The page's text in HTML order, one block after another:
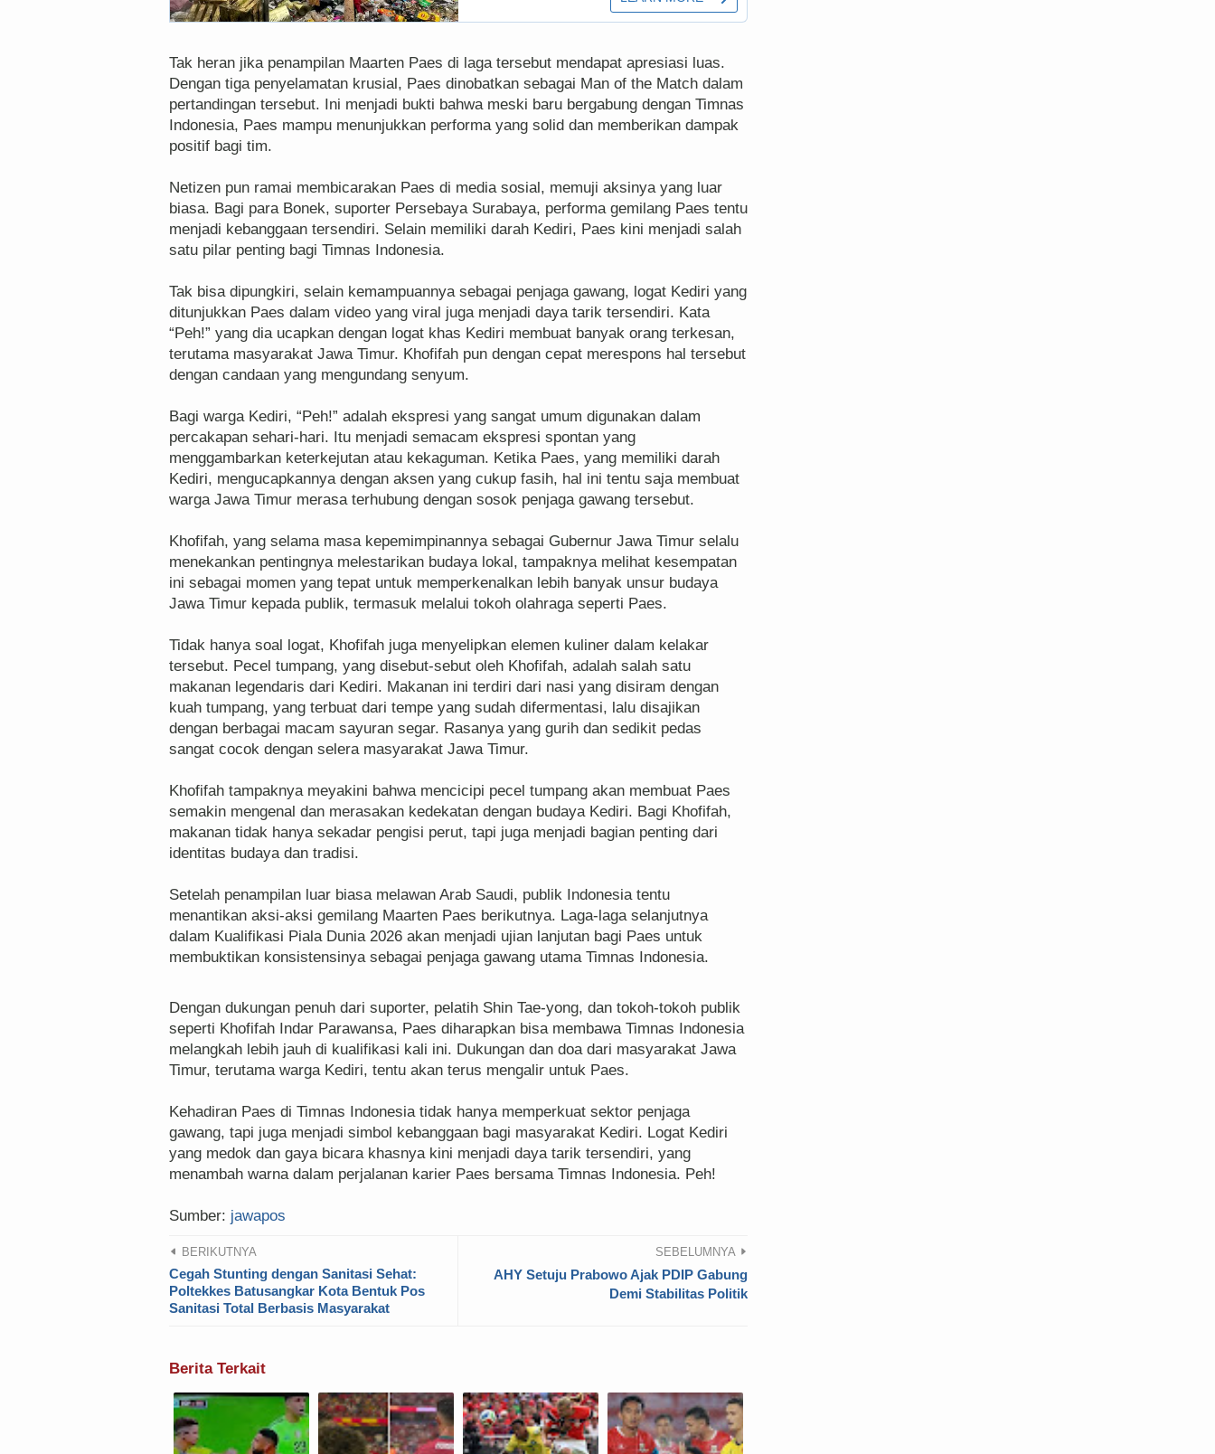
Tak heran jika penampilan Maarten Paes di laga tersebut mendapat apresiasi luas.
Dengan tiga penyelamatan krusial, Paes dinobatkan sebagai Man of the Match dalam
pertandingan tersebut. Ini menjadi bukti bahwa meski baru bergabung dengan Timnas
Indonesia, Paes mampu menunjukkan performa yang solid dan memberikan dampak
positif bagi tim.
Netizen pun ramai membicarakan Paes di media sosial, memuji aksinya yang luar
biasa. Bagi para Bonek, suporter Persebaya Surabaya, performa gemilang Paes tentu
menjadi kebanggaan tersendiri. Selain memiliki darah Kediri, Paes kini menjadi salah
satu pilar penting bagi Timnas Indonesia.
Tak bisa dipungkiri, selain kemampuannya sebagai penjaga gawang, logat Kediri yang
ditunjukkan Paes dalam video yang viral juga menjadi daya tarik tersendiri. Kata
“Peh!” yang dia ucapkan dengan logat khas Kediri membuat banyak orang terkesan,
terutama masyarakat Jawa Timur. Khofifah pun dengan cepat merespons hal tersebut
dengan candaan yang mengundang senyum.
Bagi warga Kediri, “Peh!” adalah ekspresi yang sangat umum digunakan dalam
percakapan sehari-hari. Itu menjadi semacam ekspresi spontan yang
menggambarkan keterkejutan atau kekaguman. Ketika Paes, yang memiliki darah
Kediri, mengucapkannya dengan aksen yang cukup fasih, hal ini tentu saja membuat
warga Jawa Timur merasa terhubung dengan sosok penjaga gawang tersebut.
Khofifah, yang selama masa kepemimpinannya sebagai Gubernur Jawa Timur selalu
menekankan pentingnya melestarikan budaya lokal, tampaknya melihat kesempatan
ini sebagai momen yang tepat untuk memperkenalkan lebih banyak unsur budaya
Jawa Timur kepada publik, termasuk melalui tokoh olahraga seperti Paes.
Tidak hanya soal logat, Khofifah juga menyelipkan elemen kuliner dalam kelakar
tersebut. Pecel tumpang, yang disebut-sebut oleh Khofifah, adalah salah satu
makanan legendaris dari Kediri. Makanan ini terdiri dari nasi yang disiram dengan
kuah tumpang, yang terbuat dari tempe yang sudah difermentasi, lalu disajikan
dengan berbagai macam sayuran segar. Rasanya yang gurih dan sedikit pedas
sangat cocok dengan selera masyarakat Jawa Timur.
Khofifah tampaknya meyakini bahwa mencicipi pecel tumpang akan membuat Paes
semakin mengenal dan merasakan kedekatan dengan budaya Kediri. Bagi Khofifah,
makanan tidak hanya sekadar pengisi perut, tapi juga menjadi bagian penting dari
identitas budaya dan tradisi.
Setelah penampilan luar biasa melawan Arab Saudi, publik Indonesia tentu
menantikan aksi-aksi gemilang Maarten Paes berikutnya. Laga-laga selanjutnya
dalam Kualifikasi Piala Dunia 2026 akan menjadi ujian lanjutan bagi Paes untuk
membuktikan konsistensinya sebagai penjaga gawang utama Timnas Indonesia.
Dengan dukungan penuh dari suporter, pelatih Shin Tae-yong, dan tokoh-tokoh publik
seperti Khofifah Indar Parawansa, Paes diharapkan bisa membawa Timnas Indonesia
melangkah lebih jauh di kualifikasi kali ini. Dukungan dan doa dari masyarakat Jawa
Timur, terutama warga Kediri, tentu akan terus mengalir untuk Paes.
Kehadiran Paes di Timnas Indonesia tidak hanya memperkuat sektor penjaga
gawang, tapi juga menjadi simbol kebanggaan bagi masyarakat Kediri. Logat Kediri
yang medok dan gaya bicara khasnya kini menjadi daya tarik tersendiri, yang
menambah warna dalam perjalanan karier Paes bersama Timnas Indonesia. Peh!
Sumber: jawapos
BERIKUTNYA
Cegah Stunting dengan Sanitasi Sehat:
Poltekkes Batusangkar Kota Bentuk Pos
Sanitasi Total Berbasis Masyarakat
SEBELUMNYA
AHY Setuju Prabowo Ajak PDIP Gabung
Demi Stabilitas Politik
Berita Terkait